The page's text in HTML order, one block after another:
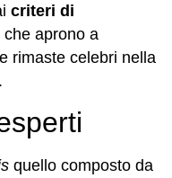
criteri di
che aprono a
rimaste celebri nella
quello composto da